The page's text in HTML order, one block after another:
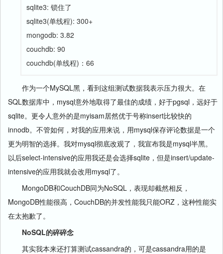
sqlite3: 锁住了
sqlite3(单线程): 300+
mongodb: 3.82
couchdb: 90
couchdb(单线程)：66
作为一个MySQL黑，看到这组测试数据我表示压力很大。在
SQL数据库中，mysql意外地取得了最佳的成绩，好于pgsql，远好于
sqlite。更令人意外的是myisam居然优于号称insert比较快的
innodb。不管如何，对我的应用来说，用mysql保存评论数据是一个
更为明智的选择。我对mysql彻底改观了，我宣布我是mysql半黑。
以后select-intensive的应用我还是会选择sqlite，但是insert/update-
intensive的应用我就会改用mysql了。
MongoDB和CouchDB同为NoSQL，表现却截然相反，
MongoDB性能很高，CouchDB的并发性能我只能ORZ，这种性能实
在太抱歉了。
NoSQL的碎碎念
其实我本来还打算测试cassandra的，可是cassandra用的是